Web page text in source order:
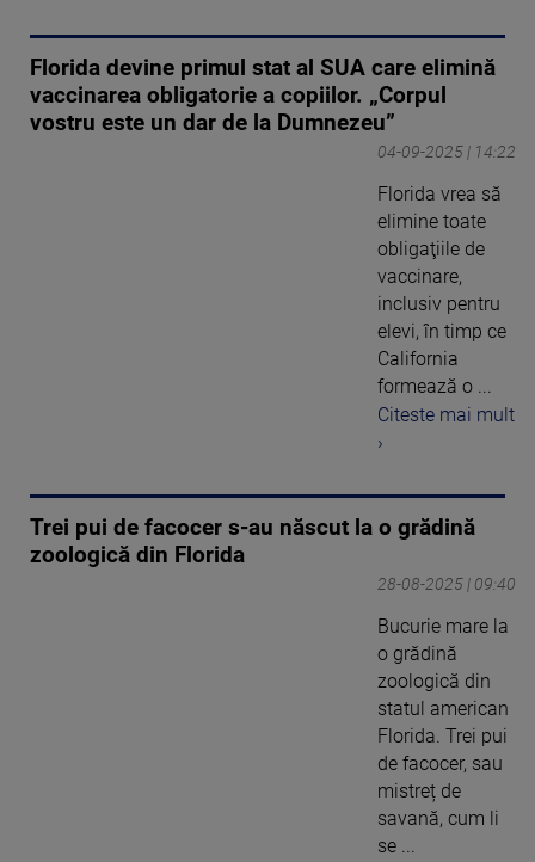
Florida devine primul stat al SUA care elimină
vaccinarea obligatorie a copiilor. „Corpul
vostru este un dar de la Dumnezeu”
04-09-2025 | 14:22
Florida vrea să
elimine toate
obligaţiile de
vaccinare,
inclusiv pentru
elevi, în timp ce
California
formează o ...
Citeste mai mult
›
Trei pui de facocer s-au născut la o grădină
zoologică din Florida
28-08-2025 | 09:40
Bucurie mare la
o grădină
zoologică din
statul american
Florida. Trei pui
de facocer, sau
mistreț de
savană, cum li
se ...